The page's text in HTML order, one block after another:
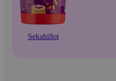
Sekahillot